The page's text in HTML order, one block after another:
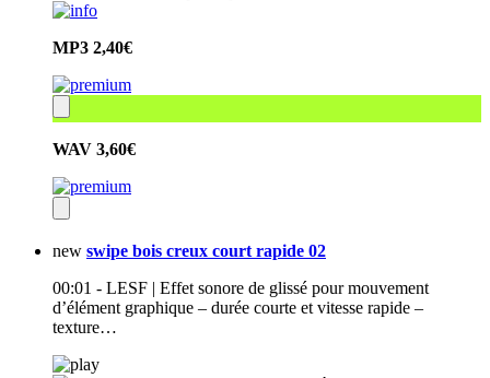
MP3 2,40€
WAV 3,60€
new swipe bois creux court rapide 02
00:01 - LESF | Effet sonore de glissé pour mouvement
d’élément graphique – durée courte et vitesse rapide –
texture…